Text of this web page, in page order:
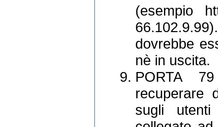
(esempio
dovrebbe
nè in uscita.
PORTA
recuperare
sugli